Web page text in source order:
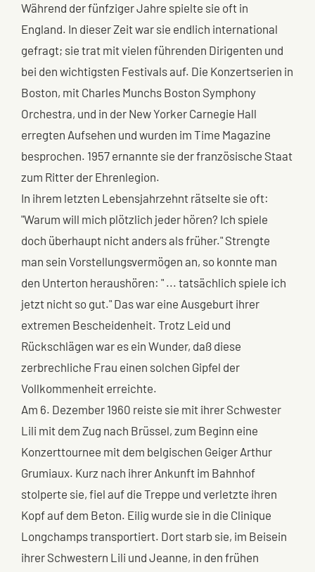
Während der fünfziger Jahre spielte sie oft in
England. In dieser Zeit war sie endlich international
gefragt; sie trat mit vielen führenden Dirigenten und
bei den wichtigsten Festivals auf. Die Konzertserien in
Boston, mit Charles Munchs Boston Symphony
Orchestra, und in der New Yorker Carnegie Hall
erregten Aufsehen und wurden im Time Magazine
besprochen. 1957 ernannte sie der französische Staat
zum Ritter der Ehrenlegion.
In ihrem letzten Lebensjahrzehnt rätselte sie oft:
"Warum will mich plötzlich jeder hören? Ich spiele
doch überhaupt nicht anders als früher." Strengte
man sein Vorstellungsvermögen an, so konnte man
den Unterton heraushören: " ... tatsächlich spiele ich
jetzt nicht so gut." Das war eine Ausgeburt ihrer
extremen Bescheidenheit. Trotz Leid und
Rückschlägen war es ein Wunder, daß diese
zerbrechliche Frau einen solchen Gipfel der
Vollkommenheit erreichte.
Am 6. Dezember 1960 reiste sie mit ihrer Schwester
Lili mit dem Zug nach Brüssel, zum Beginn eine
Konzerttournee mit dem belgischen Geiger Arthur
Grumiaux. Kurz nach ihrer Ankunft im Bahnhof
stolperte sie, fiel auf die Treppe und verletzte ihren
Kopf auf dem Beton. Eilig wurde sie in die Clinique
Longchamps transportiert. Dort starb sie, im Beisein
ihrer Schwestern Lili und Jeanne, in den frühen